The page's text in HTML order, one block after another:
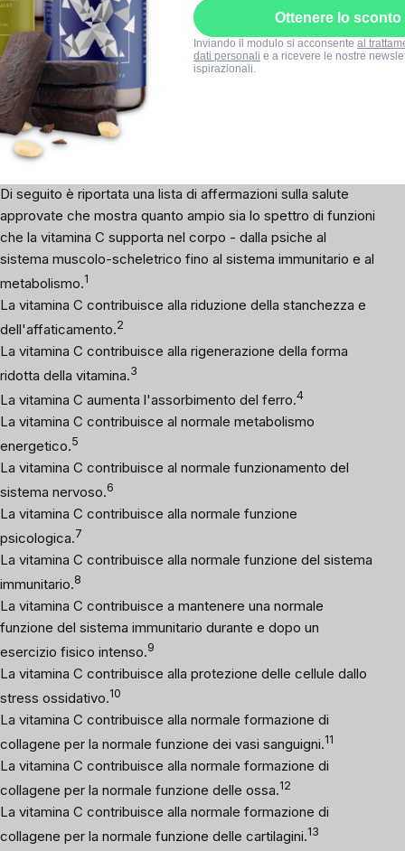
Forme liquide- come sciroppi, gocce o soluzioni
, spesso
scelti per bambini o persone con difficoltà a deglutire.
La vitamina C è disponibile sia nella forma convenzionale
che nellaforma liposomiale
. Quest'ultima è considerata una
delle varianti più efficaci, poiché protegge la sostanza attiva
dalla degradazione nel tratto digestivo e consente un
efficace assorbimento.
Cosa sa fare veramente la vitamina C
Di seguito è riportata una lista di affermazioni sulla salute
approvate che mostra quanto ampio sia lo spettro di funzioni
che la vitamina C supporta nel corpo - dalla psiche al
sistema muscolo-scheletrico fino al sistema immunitario e al
metabolismo.1
La vitamina C contribuisce alla riduzione della stanchezza e
dell'affaticamento.2
La vitamina C contribuisce alla rigenerazione della forma
ridotta della vitamina.3
La vitamina C aumenta l'assorbimento del ferro.4
La vitamina C contribuisce al normale metabolismo
energetico.5
La vitamina C contribuisce al normale funzionamento del
sistema nervoso.6
La vitamina C contribuisce alla normale funzione
psicologica.7
La vitamina C contribuisce alla normale funzione del sistema
immunitario.8
La vitamina C contribuisce a mantenere una normale
funzione del sistema immunitario durante e dopo un
esercizio fisico intenso.9
La vitamina C contribuisce alla protezione delle cellule dallo
stress ossidativo.10
La vitamina C contribuisce alla normale formazione di
collagene per la normale funzione dei vasi sanguigni.11
La vitamina C contribuisce alla normale formazione di
collagene per la normale funzione delle ossa.12
La vitamina C contribuisce alla normale formazione di
collagene per la normale funzione delle cartilagini.13
Ottenere lo sconto
Inviando il modulo si acconsente al
dati personali e a ricevere le nostre
ispirazionali.